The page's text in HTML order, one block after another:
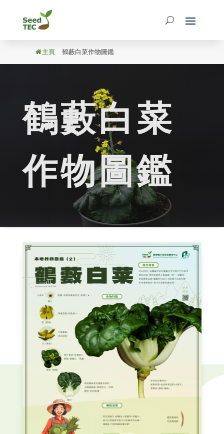
主頁 鶴藪白菜作物圖鑑
鶴藪白菜
作物圖鑑